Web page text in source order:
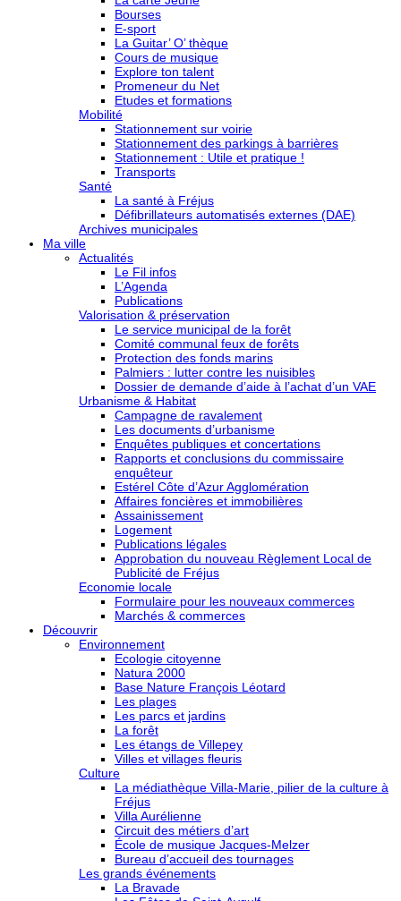
Bourses
E-sport
La Guitar’ O’ thèque
Cours de musique
Explore ton talent
Promeneur du Net
Etudes et formations
Mobilité
Stationnement sur voirie
Stationnement des parkings à barrières
Stationnement : Utile et pratique !
Transports
Santé
La santé à Fréjus
Défibrillateurs automatisés externes (DAE)
Archives municipales
Ma ville
Actualités
Le Fil infos
L’Agenda
Publications
Valorisation & préservation
Le service municipal de la forêt
Comité communal feux de forêts
Protection des fonds marins
Palmiers : lutter contre les nuisibles
Dossier de demande d’aide à l’achat d’un VAE
Urbanisme & Habitat
Campagne de ravalement
Les documents d’urbanisme
Enquêtes publiques et concertations
Rapports et conclusions du commissaire
enquêteur
Estérel Côte d’Azur Agglomération
Affaires foncières et immobilières
Assainissement
Logement
Publications légales
Approbation du nouveau Règlement Local de
Publicité de Fréjus
Economie locale
Formulaire pour les nouveaux commerces
Marchés & commerces
Découvrir
Environnement
Ecologie citoyenne
Natura 2000
Base Nature François Léotard
Les plages
Les parcs et jardins
La forêt
Les étangs de Villepey
Villes et villages fleuris
Culture
La médiathèque Villa-Marie, pilier de la culture à
Fréjus
Villa Aurélienne
Circuit des métiers d’art
École de musique Jacques-Melzer
Bureau d’accueil des tournages
Les grands événements
La Bravade